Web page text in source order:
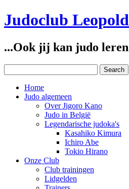
Judoclub
...Ook jij kan judo
Home
Judo algemeen
Over Jigoro Kano
Judo in België
Legendarische judoka's
Kasahiko Kimura
Ichiro Abe
Tokio Hirano
Onze Club
Club trainingen
Lidgelden